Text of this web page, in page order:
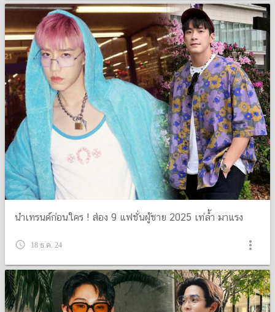
นำเทรนด์ก่อนใคร ! ส่อง 9 แฟชั่นผู้ชาย 2025 เท่ล้ำ มาแรง
query_builder 18 ธ.ค. 24 more_vert